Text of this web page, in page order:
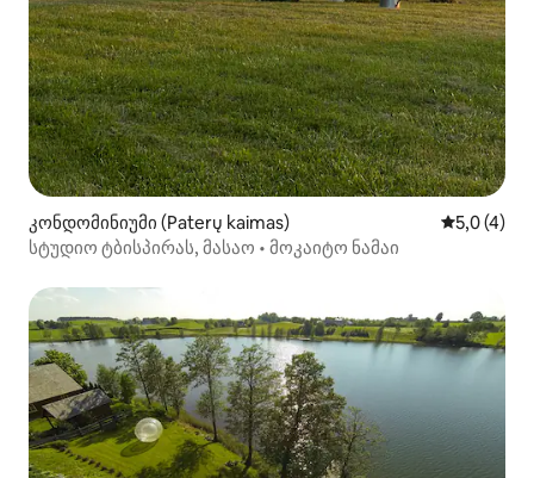
კონდომინიუმი (Paterų kaimas) საშუალო
5,0 (4)
სტუდიო ტბისპირას, მასაო • მოკაიტო ნამაი